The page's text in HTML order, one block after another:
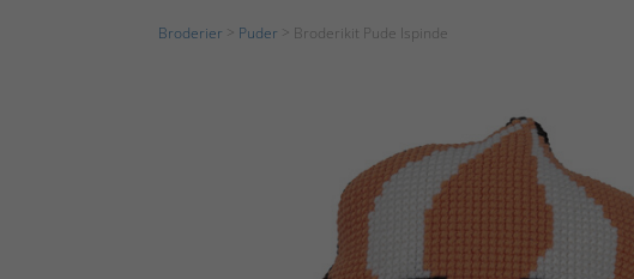
Broderier Puder > Broderikit Pude Ispinde